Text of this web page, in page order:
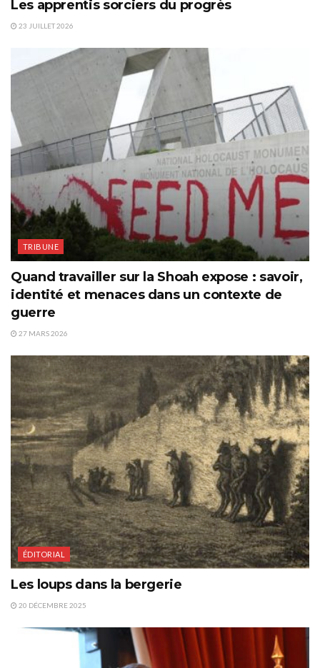
Les apprentis sorciers du progrès
23 JUILLET 2026
TRIBUNE
Quand travailler sur la Shoah expose : savoir,
identité et menaces dans un contexte de
guerre
27 MARS 2026
ÉDITORIAL
Les loups dans la bergerie
20 DÉCEMBRE 2025